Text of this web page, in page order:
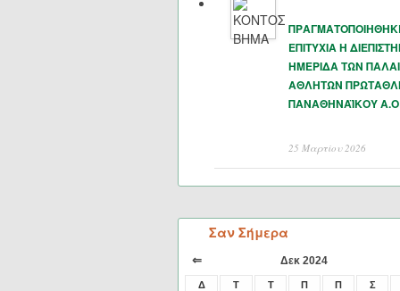
ΕΠΙΤΥΧΙΑ Η
ΗΜΕΡΙΔΑ ΤΩΝ
ΑΘΛΗΤΩΝ
ΠΑΝΑΘΗΝΑΪΚΟΥ Α.Ο
25 Μαρτίου 2026
Σαν Σήμερα
⇐ Δεκ 2024
Δ Τ Τ Π Π
Σ